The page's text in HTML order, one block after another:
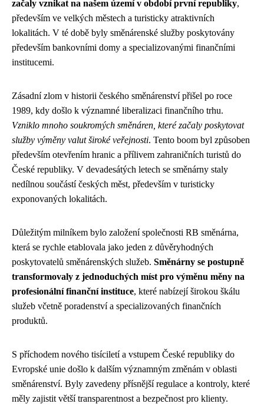
začaly vznikat na našem území v období první republiky,
především ve velkých městech a turisticky atraktivních
lokalitách. V té době byly směnárenské služby poskytovány
především bankovními domy a specializovanými finančními
institucemi.
Zásadní zlom v historii českého směnárenství přišel po roce
1989, kdy došlo k významné liberalizaci finančního trhu.
Vzniklo mnoho soukromých směnáren, které začaly poskytovat
služby výměny valut široké veřejnosti. Tento boom byl způsoben
především otevřením hranic a přílivem zahraničních turistů do
České republiky. V devadesátých letech se směnárny staly
nedílnou součástí českých měst, především v turisticky
exponovaných lokalitách.
Důležitým milníkem bylo založení společnosti RB směnárna,
která se rychle etablovala jako jeden z důvěryhodných
poskytovatelů směnárenských služeb. Směnárny se postupně
transformovaly z jednoduchých míst pro výměnu měny na
profesionální finanční instituce, které nabízejí širokou škálu
služeb včetně poradenství a specializovaných finančních
produktů.
S příchodem nového tisíciletí a vstupem České republiky do
Evropské unie došlo k dalším významným změnám v oblasti
směnárenství. Byly zavedeny přísnější regulace a kontroly, které
měly zajistit větší transparentnost a bezpečnost pro klienty.